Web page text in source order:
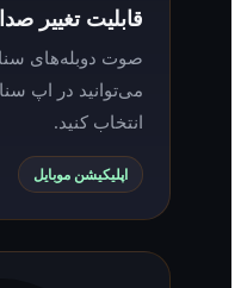
قابلیت تغییر صدا
صوت دوبله‌های سناریو دو
می‌توانید در اپ سناریو زبان
انتخاب کنید.
اپلیکیشن موبایل